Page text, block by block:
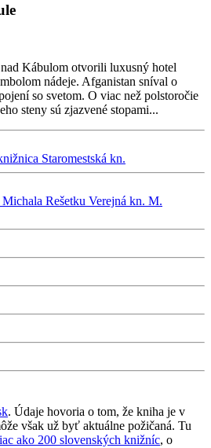
Kábulom otvorili luxusný hotel
nádeje. Afganistan sníval o
so svetom. O viac než polstoročie
steny sú zjazvené stopami...
Staromestská kn.
Rešetku Verejná kn. M.
. Údaje hovoria o tom, že kniha je v
však už byť aktuálne požičaná. Tu
ako 200 slovenských knižníc, o